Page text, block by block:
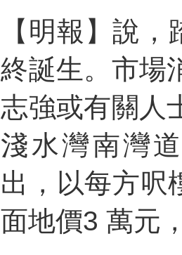
【明報】說
終誕生。市場
志強或有關人
淺水灣南灣
出，以每方呎
面地價3 萬元